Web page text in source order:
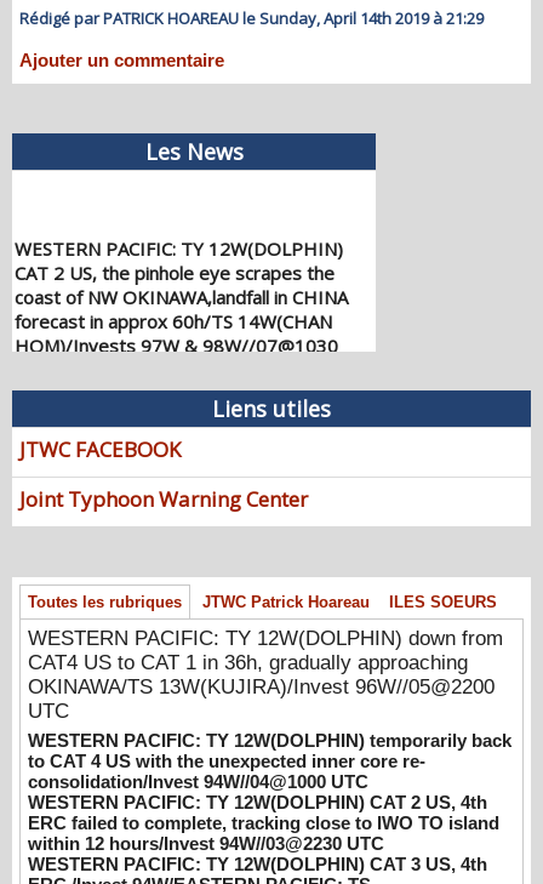
Rédigé par PATRICK HOAREAU le Sunday, April 14th 2019 à 21:29
Ajouter un commentaire
Les News
WESTERN PACIFIC: TY 12W(DOLPHIN)
CAT 2 US, the pinhole eye scrapes the
coast of NW OKINAWA,landfall in CHINA
forecast in approx 60h/TS 14W(CHAN
HOM)/Invests 97W & 98W//07@1030
08/07/2026 -PATRICK HOAREAU
WESTERN PACIFIC: TY 12W(DOLPHIN)
down from CAT4 US to CAT 1 in 36h,
gradually approaching OKINAWA/TS
13W(KUJIRA)/Invest 96W//05@2200 UTC
08/06/2026 -PATRICK HOAREAU
WESTERN PACIFIC: TY 12W(DOLPHIN)
temporarily back to CAT 4 US with the
unexpected inner core re-
consolidation/Invest 94W//04@1000 UTC
08/04/2026 -PATRICK HOAREAU
WESTERN PACIFIC: TY 12W(DOLPHIN)
CAT 2 US, 4th ERC failed to complete,
tracking close to IWO TO island within 12
hours/Invest 94W//03@2230 UTC
08/04/2026 -PATRICK HOAREAU
WESTERN PACIFIC: TY 12W(DOLPHIN)
CAT 3 US, 4th ERC /Invest 94W/EASTERN
Liens utiles
JTWC FACEBOOK
Joint Typhoon Warning Center
Toutes les rubriques JTWC Patrick Hoareau ILES SOEURS
WESTERN PACIFIC: TY 12W(DOLPHIN) down from
CAT4 US to CAT 1 in 36h, gradually approaching
OKINAWA/TS 13W(KUJIRA)/Invest 96W//05@2200
UTC
WESTERN PACIFIC: TY 12W(DOLPHIN) temporarily back
to CAT 4 US with the unexpected inner core re-
consolidation/Invest 94W//04@1000 UTC
WESTERN PACIFIC: TY 12W(DOLPHIN) CAT 2 US, 4th
ERC failed to complete, tracking close to IWO TO island
within 12 hours/Invest 94W//03@2230 UTC
WESTERN PACIFIC: TY 12W(DOLPHIN) CAT 3 US, 4th